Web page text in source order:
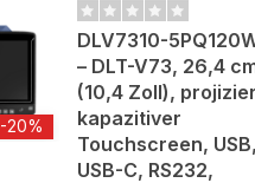
-20%
DLV7310-
– DLT-V73, 26,4
(10,4 Zoll),
kapazitiver
Touchscreen, USB,
USB-C, RS232,